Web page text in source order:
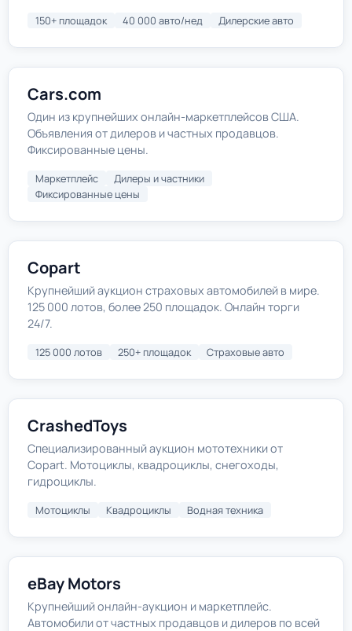
150+ площадок 40 000 авто/нед Дилерские авто
Cars.com
Один из крупнейших онлайн-маркетплейсов США.
Объявления от дилеров и частных продавцов.
Фиксированные цены.
Маркетплейс
Дилеры и частники
Фиксированные цены
Copart
Крупнейший аукцион страховых автомобилей в мире.
125 000 лотов, более 250 площадок. Онлайн торги
24/7.
125 000 лотов 250+ площадок Страховые авто
CrashedToys
Специализированный аукцион мототехники от
Copart. Мотоциклы, квадроциклы, снегоходы,
гидроциклы.
Мотоциклы Квадроциклы Водная техника
eBay Motors
Крупнейший онлайн-аукцион и маркетплейс.
Автомобили от частных продавцов и дилеров по всей